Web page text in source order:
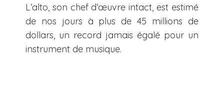
L’alto, son chef d’œuvre intact, est estimé
de nos jours à plus de 45 millions de
dollars, un record jamais égalé pour un
instrument de musique.